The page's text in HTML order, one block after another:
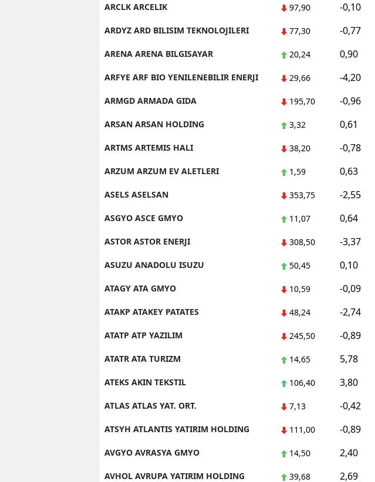
ARCLK ARCELIK 97,90 -0,10
ARDYZ ARD BILISIM TEKNOLOJILERI 77,30 -0,77
ARENA ARENA BILGISAYAR 20,24 0,90
ARFYE ARF BIO YENILENEBILIR ENERJI 29,66 -4,20
ARMGD ARMADA GIDA 195,70 -0,96
ARSAN ARSAN HOLDING 3,32 0,61
ARTMS ARTEMIS HALI 38,20 -0,78
ARZUM ARZUM EV ALETLERI 1,59 0,63
ASELS ASELSAN 353,75 -2,55
ASGYO ASCE GMYO 11,07 0,64
ASTOR ASTOR ENERJI 308,50 -3,37
ASUZU ANADOLU ISUZU 50,45 0,10
ATAGY ATA GMYO 10,59 -0,09
ATAKP ATAKEY PATATES 48,24 -2,74
ATATP ATP YAZILIM 245,50 -0,89
ATATR ATA TURIZM 14,65 5,78
ATEKS AKIN TEKSTIL 106,40 3,80
ATLAS ATLAS YAT. ORT. 7,13 -0,42
ATSYH ATLANTIS YATIRIM HOLDING 111,00 -0,89
AVGYO AVRASYA GMYO 14,50 2,40
AVHOL AVRUPA YATIRIM HOLDING 39,68 2,69